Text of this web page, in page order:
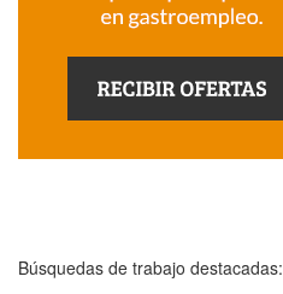
Búsquedas de trabajo destacadas: